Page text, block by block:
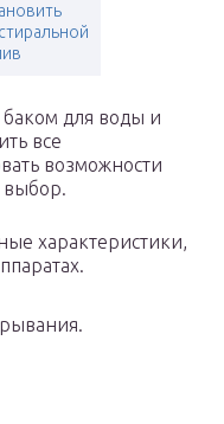
для воды и
все
возможности
выбор.
характеристики,